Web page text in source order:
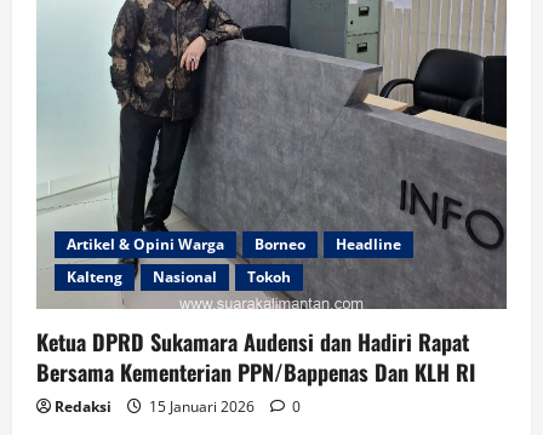
Artikel & Opini Warga Borneo
Headline
Kalteng
Nasional Tokoh
Ketua DPRD Sukamara Audensi dan Hadiri Rapat
Bersama Kementerian PPN/Bappenas Dan KLH RI
Redaksi 15 Januari 2026 0